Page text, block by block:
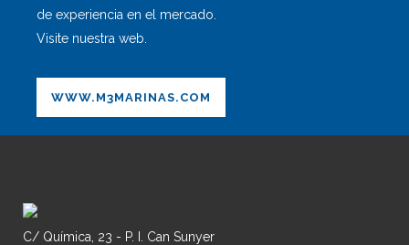
de experiencia en el mercado.
Visite nuestra web.
WWW.M3MARINAS.COM
C/ Química, 23 - P. I. Can Sunyer